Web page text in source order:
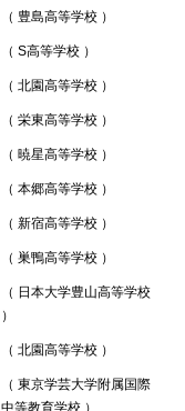
（ 豊島高等学校 ）
（ S高等学校 ）
（ 北園高等学校 ）
（ 栄東高等学校 ）
（ 暁星高等学校 ）
（ 本郷高等学校 ）
（ 新宿高等学校 ）
（ 巣鴨高等学校 ）
（ 日本大学豊山高等学校
）
（ 北園高等学校 ）
（ 東京学芸大学附属国際
中等教育学校 ）